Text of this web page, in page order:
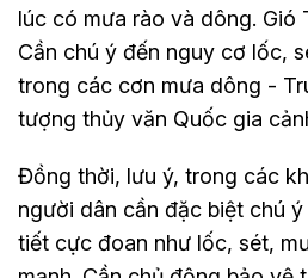
lúc có mưa rào và dông. Gió
Cần chú ý đến nguy cơ lốc,
trong các cơn mưa dông -
tượng thủy văn Quốc gia
Đồng thời, lưu ý, trong các
người dân cần đặc biệt chú
tiết cực đoan như lốc, sét,